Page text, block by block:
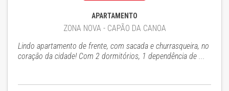
APARTAMENTO
ZONA NOVA - CAPÃO DA CANOA
Lindo apartamento de frente, com sacada e churrasqueira, no
coração da cidade! Com 2 dormitórios, 1 dependência de ...